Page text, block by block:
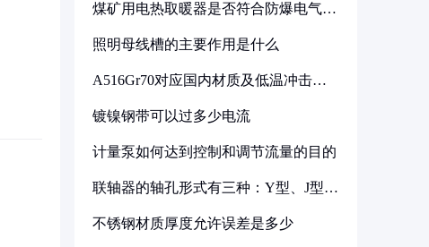
煤矿用电热取暖器是否符合防爆电气设
照明母线槽的主要作用是什么
A516Gr70对应国内材质及低温冲击要
镀镍钢带可以过多少电流
计量泵如何达到控制和调节流量的目的
联轴器的轴孔形式有三种：Y型、J型、
不锈钢材质厚度允许误差是多少